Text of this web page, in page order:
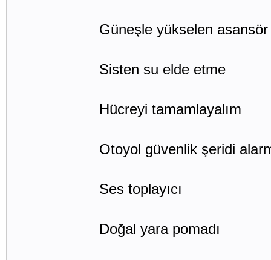
Güneşle yükselen asansör
Sisten su elde etme
Hücreyi tamamlayalım
Otoyol güvenlik şeridi
Ses toplayıcı
Doğal yara pomadı